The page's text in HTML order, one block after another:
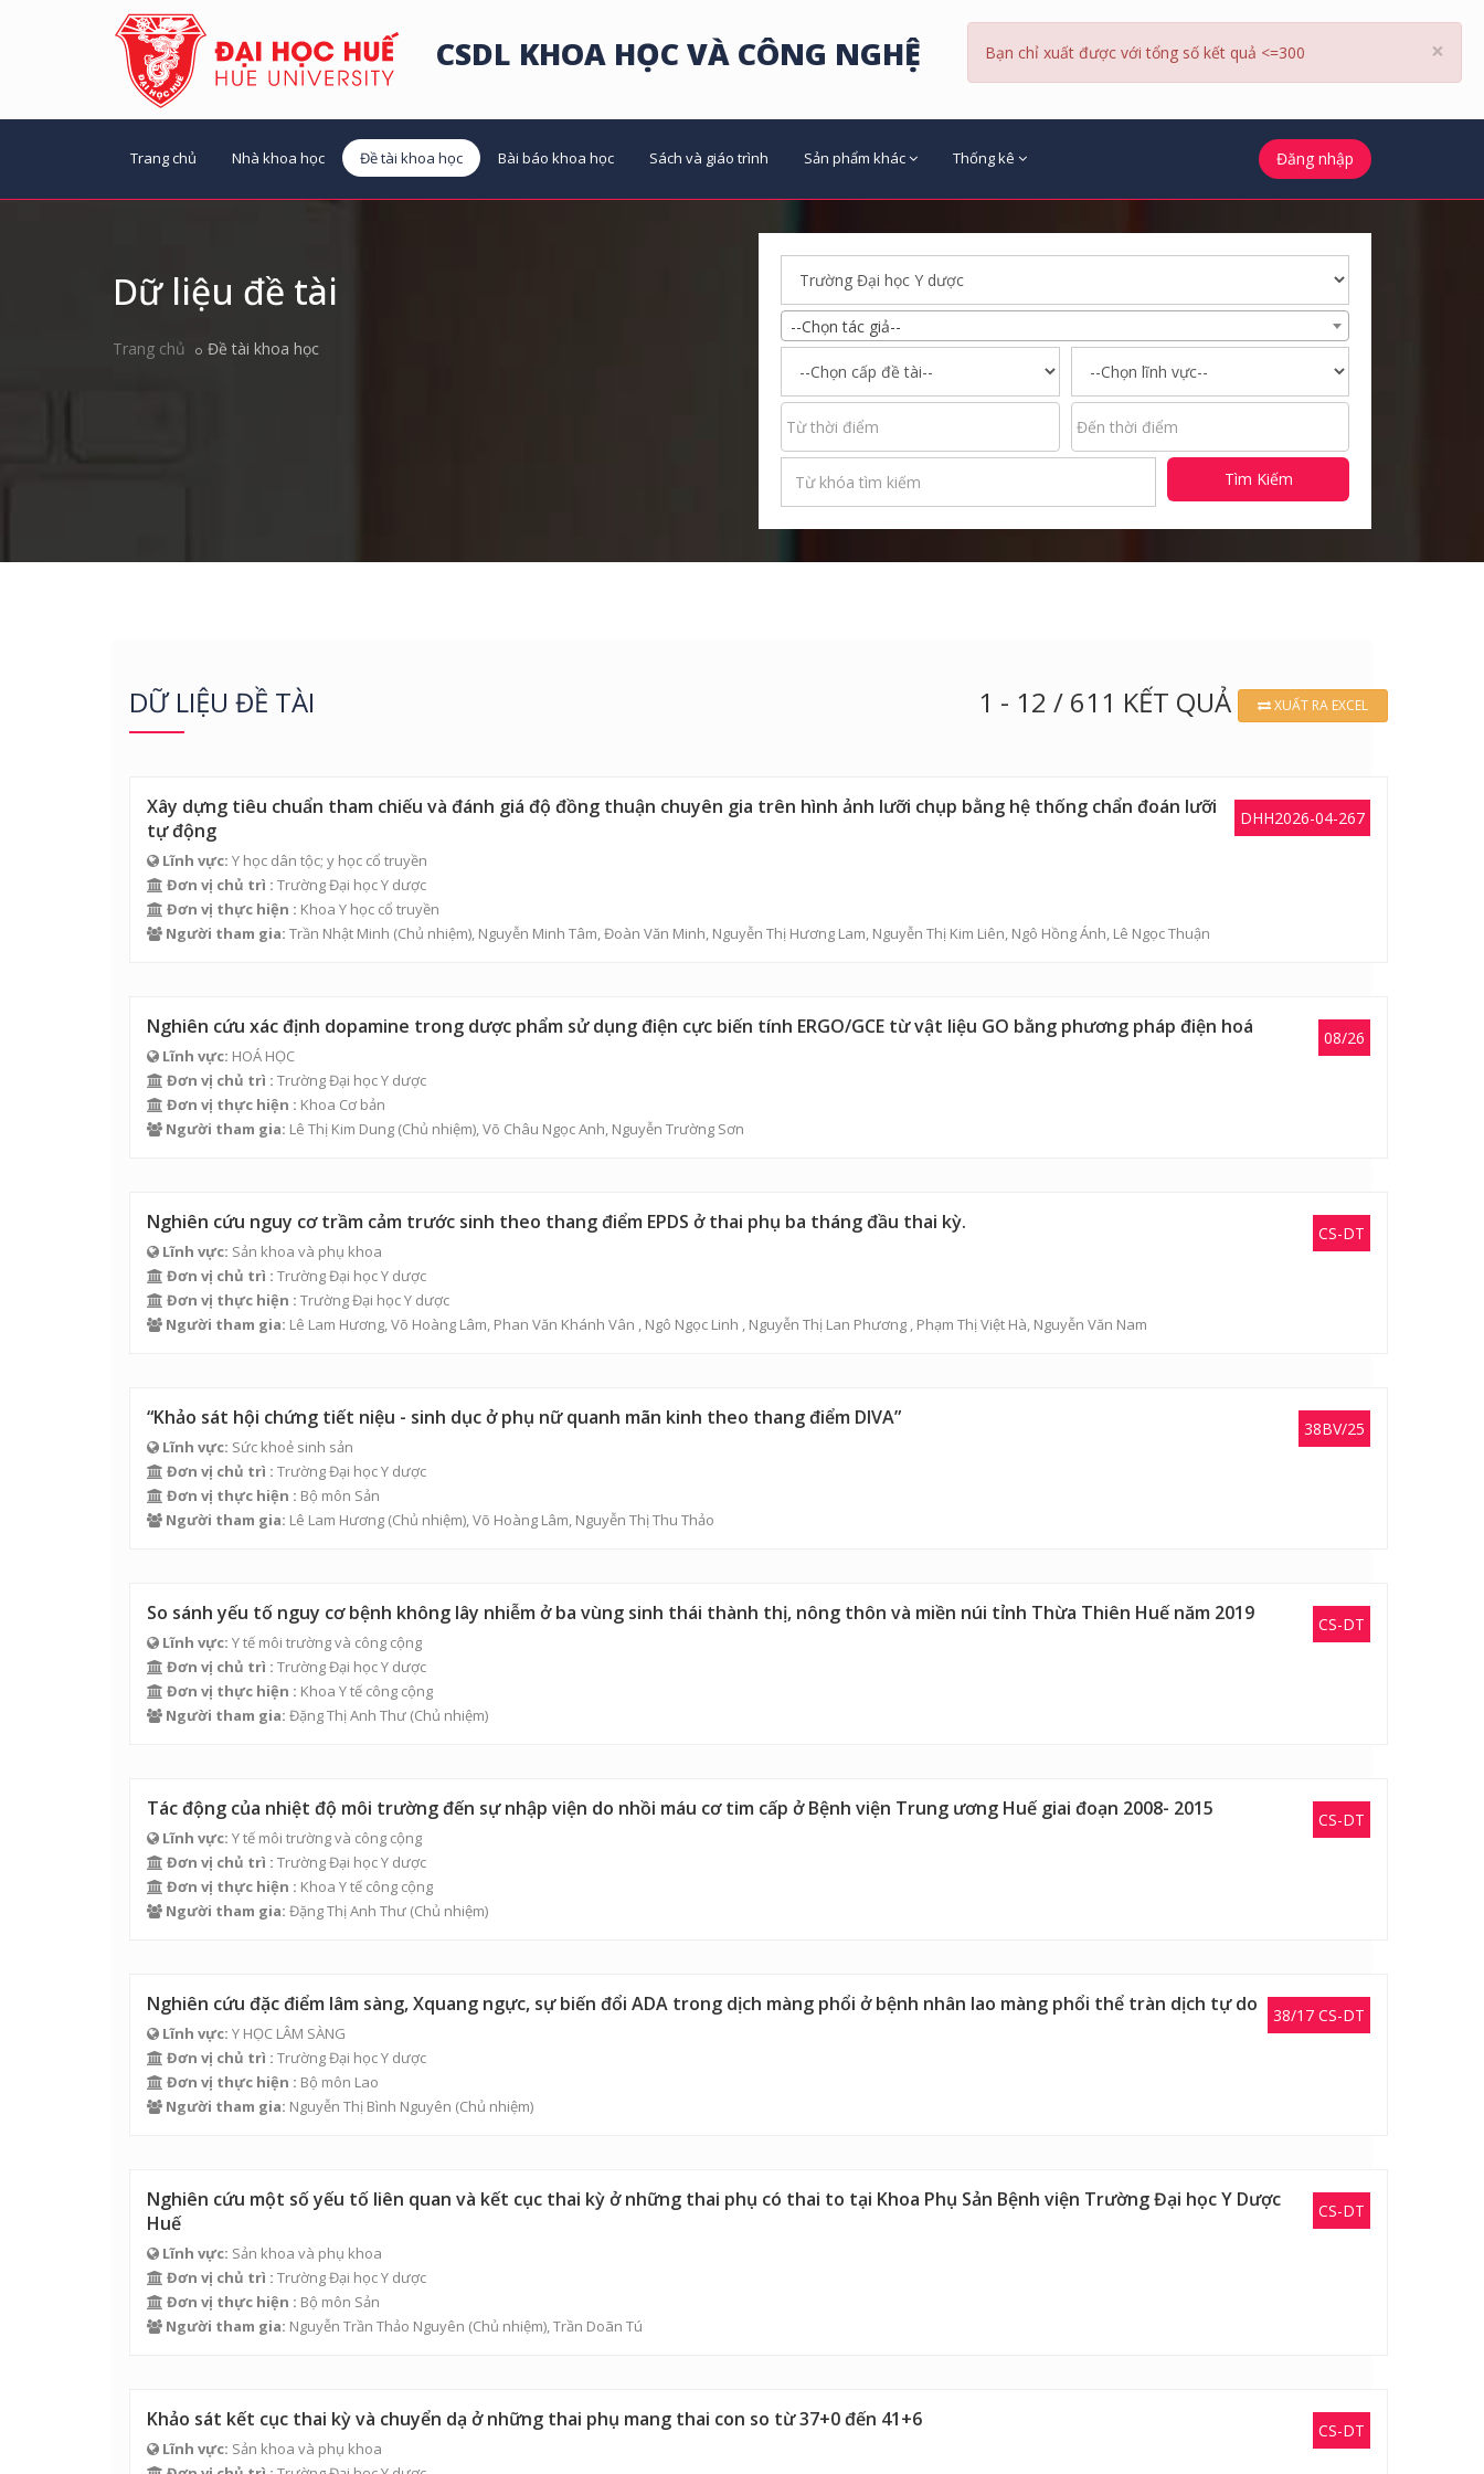
CSDL KHOA HỌC VÀ CÔNG NGHỆ
Trang chủ Nhà khoa học Đề tài khoa học Bài báo khoa học Sách và giáo trình Sản phẩm khác Thống kê Đăng nhập
Dữ liệu đề tài
Trang chủ Đề tài khoa học
--Chọn tác giả--
Tìm Kiếm
DỮ LIỆU ĐỀ TÀI 1 - 12 / 611 KẾT QUẢ XUẤT RA EXCEL
DHH2026-04-267
Xây dựng tiêu chuẩn tham chiếu và đánh giá độ đồng thuận chuyên gia trên hình ảnh lưỡi chụp bằng hệ thống chẩn đoán lưỡi
tự động
Lĩnh vực: Y học dân tộc; y học cổ truyền
Đơn vị chủ trì : Trường Đại học Y dược
Đơn vị thực hiện : Khoa Y học cổ truyền
Người tham gia: Trần Nhật Minh (Chủ nhiệm), Nguyễn Minh Tâm,Đoàn Văn Minh, Nguyễn Thị Hương Lam, Nguyễn Thị Kim Liên, Ngô Hồng Ánh, Lê Ngọc Thuận
08/26
Nghiên cứu xác định dopamine trong dược phẩm sử dụng điện cực biến tính ERGO/GCE từ vật liệu GO bằng phương pháp điện hoá
Lĩnh vực: HOÁ HỌC
Đơn vị chủ trì : Trường Đại học Y dược
Đơn vị thực hiện : Khoa Cơ bản
Người tham gia: Lê Thị Kim Dung (Chủ nhiệm),Võ Châu Ngọc Anh, Nguyễn Trường Sơn
CS-DT
Nghiên cứu nguy cơ trầm cảm trước sinh theo thang điểm EPDS ở thai phụ ba tháng đầu thai kỳ.
Lĩnh vực: Sản khoa và phụ khoa
Đơn vị chủ trì : Trường Đại học Y dược
Đơn vị thực hiện : Trường Đại học Y dược
Người tham gia: Lê Lam Hương,Võ Hoàng Lâm, Phan Văn Khánh Vân , Ngô Ngọc Linh , Nguyễn Thị Lan Phương , Phạm Thị Việt Hà, Nguyễn Văn Nam
38BV/25
“Khảo sát hội chứng tiết niệu - sinh dục ở phụ nữ quanh mãn kinh theo thang điểm DIVA”
Lĩnh vực: Sức khoẻ sinh sản
Đơn vị chủ trì : Trường Đại học Y dược
Đơn vị thực hiện : Bộ môn Sản
Người tham gia: Lê Lam Hương (Chủ nhiệm),Võ Hoàng Lâm, Nguyễn Thị Thu Thảo
CS-DT
So sánh yếu tố nguy cơ bệnh không lây nhiễm ở ba vùng sinh thái thành thị, nông thôn và miền núi tỉnh Thừa Thiên Huế năm 2019
Lĩnh vực: Y tế môi trường và công cộng
Đơn vị chủ trì : Trường Đại học Y dược
Đơn vị thực hiện : Khoa Y tế công cộng
Người tham gia: Đặng Thị Anh Thư (Chủ nhiệm)
CS-DT
Tác động của nhiệt độ môi trường đến sự nhập viện do nhồi máu cơ tim cấp ở Bệnh viện Trung ương Huế giai đoạn 2008- 2015
Lĩnh vực: Y tế môi trường và công cộng
Đơn vị chủ trì : Trường Đại học Y dược
Đơn vị thực hiện : Khoa Y tế công cộng
Người tham gia: Đặng Thị Anh Thư (Chủ nhiệm)
38/17 CS-DT
Nghiên cứu đặc điểm lâm sàng, Xquang ngực, sự biến đổi ADA trong dịch màng phổi ở bệnh nhân lao màng phổi thể tràn dịch tự do
Lĩnh vực: Y HỌC LÂM SÀNG
Đơn vị chủ trì : Trường Đại học Y dược
Đơn vị thực hiện : Bộ môn Lao
Người tham gia: Nguyễn Thị Bình Nguyên (Chủ nhiệm)
CS-DT
Nghiên cứu một số yếu tố liên quan và kết cục thai kỳ ở những thai phụ có thai to tại Khoa Phụ Sản Bệnh viện Trường Đại học Y Dược
Huế
Lĩnh vực: Sản khoa và phụ khoa
Đơn vị chủ trì : Trường Đại học Y dược
Đơn vị thực hiện : Bộ môn Sản
Người tham gia: Nguyễn Trần Thảo Nguyên (Chủ nhiệm),Trần Doãn Tú
CS-DT
Khảo sát kết cục thai kỳ và chuyển dạ ở những thai phụ mang thai con so từ 37+0 đến 41+6
Lĩnh vực: Sản khoa và phụ khoa
×
Bạn chỉ xuất được với tổng số kết quả <=300